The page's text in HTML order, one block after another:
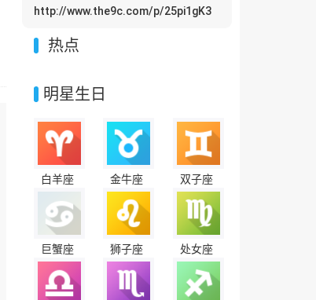
http://www.the9c.com/p/25pi1gK3
热点
明星生日
白羊座 金牛座 双子座
巨蟹座 狮子座 处女座